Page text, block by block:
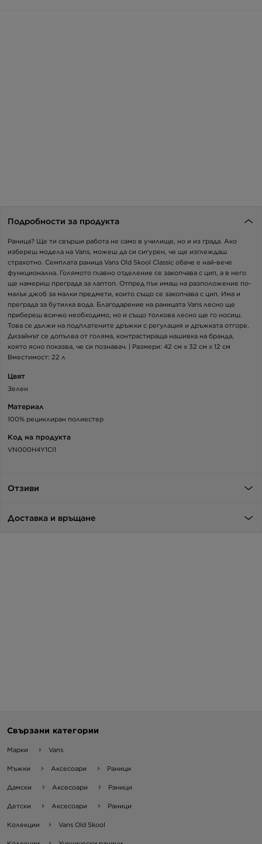
Подробности за продукта
Раница? Ще ти свърши работа не само в училище, но и из града. Ако
избереш модела на Vans, можеш да си сигурен, че ще изглеждаш
страхотно. Семплата раница Vans Old Skool Classic обаче е най-вече
функционална. Голямото главно отделение се закопчава с цип, а в него
ще намериш преграда за лаптоп. Отпред пък имаш на разположение по-
малък джоб за малки предмети, които също се закопчава с цип. Има и
преграда за бутилка вода. Благодарение на раницата Vans лесно ще
прибереш всичко необходимо, но и също толкова лесно ще го носиш.
Това се дължи на подплатените дръжки с регулация и дръжката отгоре.
Дизайнът се допълва от голяма, контрастираща нашивка на бранда,
която ясно показва, че си познавач. | Размери: 42 см x 32 см x 12 см
Вместимост: 22 л
Цвят
Зелен
Материал
100% рециклиран полиестер
Код на продукта
VN000H4Y1CI1
Отзиви
Доставка и връщане
Свързани категории
Марки Vans
Мъжки Аксесоари Раници
Дамски Аксесоари Раници
Детски Аксесоари Раници
Колекции Vans Old Skool